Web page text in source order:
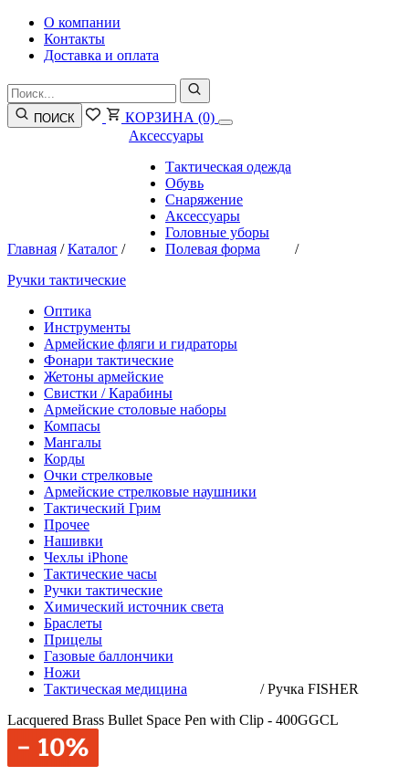
О компании
Контакты
Доставка и оплата
ПОИСК КОРЗИНА (0)
Главная /Каталог /
Аксессуары
Тактическая одежда
Обувь
Снаряжение
Аксессуары
Головные уборы
Полевая форма
/
Ручки тактические
Оптика
Инструменты
Армейские фляги и гидраторы
Фонари тактические
Жетоны армейские
Свистки / Карабины
Армейские столовые наборы
Компасы
Мангалы
Корды
Очки стрелковые
Армейские стрелковые наушники
Тактический Грим
Прочее
Нашивки
Чехлы iPhone
Тактические часы
Ручки тактические
Химический источник света
Браслеты
Прицелы
Газовые баллончики
Ножи
Тактическая медицина
/Ручка FISHER
Lacquered Brass Bullet Space Pen with Clip - 400GGCL